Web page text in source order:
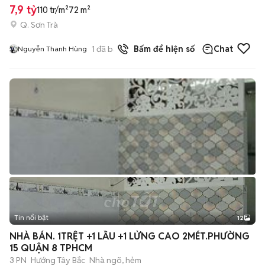
7,9 tỷ110 tr/m²72 m²
Q. Sơn Trà
Nguyễn Thanh Hùng 1 đã bán Bấm để hiện số Chat
+2
Tin nổi bật 12
NHÀ BÁN. 1TRỆT +1 LẦU +1 LỬNG CAO 2MÉT.PHƯỜNG
15 QUẬN 8 TPHCM
3 PN Hướng Tây Bắc Nhà ngõ, hẻm